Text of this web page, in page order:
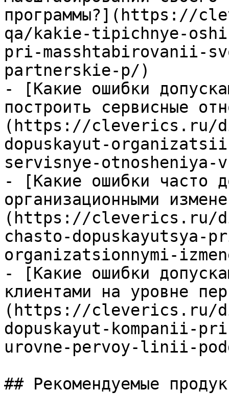
программы?](https://
qa/kakie-tipichnye-
pri-masshtabirovanii-
partnerskie-p/)
- [Какие ошибки
построить сервисные
(https://cleverics.ru/
dopuskayut-
servisnye-
- [Какие ошибки часто
организационными
(https://cleverics.ru/
chasto-
organizatsionnymi-
- [Какие ошибки
клиентами на уровне
(https://cleverics.ru/
dopuskayut-kompanii-
urovne-pervoy-linii-
## Рекомендуемые